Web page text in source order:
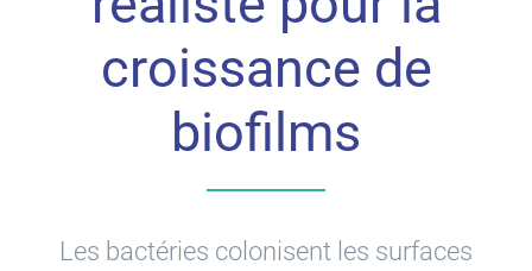
croissance de
biofilms
Les bactéries colonisent les surfaces